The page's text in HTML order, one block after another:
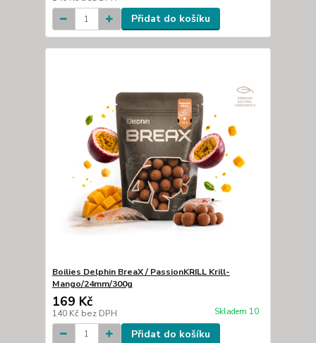
Přidat do košíku
Boilies Delphin BreaX / PassionKRILL Krill-
Mango/24mm/300g
169 Kč
140 Kč bez DPH Skladem 10
Přidat do košíku